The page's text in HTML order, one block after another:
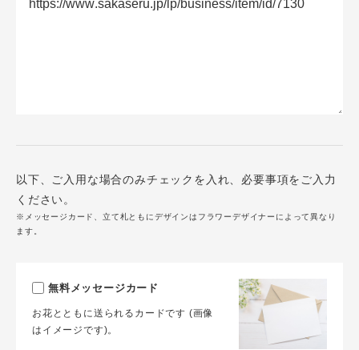
以下、ご入用な場合のみチェックを入れ、必要事項をご入力
ください。
※メッセージカード、立て札ともにデザインはフラワーデザイナーによって異なり
ます。
無料メッセージカード
お花とともに送られるカードです (画像
はイメージです)。